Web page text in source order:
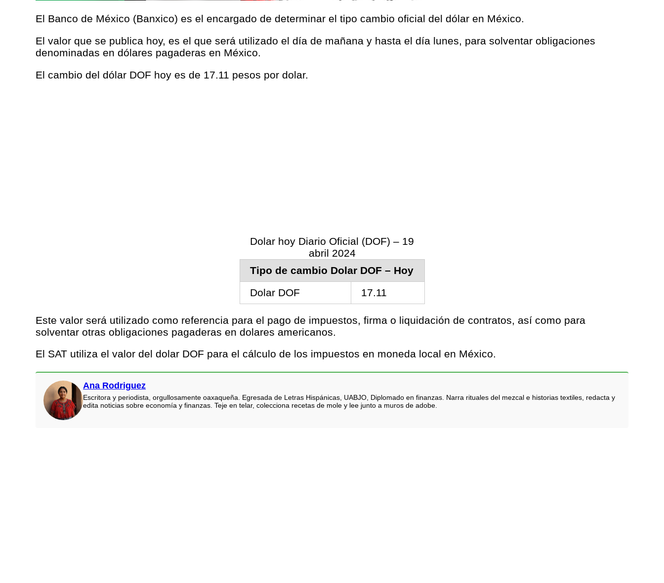
El Banco de México (Banxico) es el encargado de determinar el tipo cambio oficial del dólar en México.
El valor que se publica hoy, es el que será utilizado el día de mañana y hasta el día lunes, para solventar obligaciones
denominadas en dólares pagaderas en México.
El cambio del dólar DOF hoy es de 17.11 pesos por dolar.
Dolar hoy Diario Oficial (DOF) – 19
abril 2024
Tipo de cambio Dolar DOF – Hoy
Dolar DOF
17.11
Este valor será utilizado como referencia para el pago de impuestos, firma o liquidación de contratos, así como para
solventar otras obligaciones pagaderas en dolares americanos.
El SAT utiliza el valor del dolar DOF para el cálculo de los impuestos en moneda local en México.
Ana Rodriguez
Escritora y periodista, orgullosamente oaxaqueña. Egresada de Letras Hispánicas, UABJO, Diplomado en finanzas. Narra rituales del mezcal e historias textiles, redacta y
edita noticias sobre economía y finanzas. Teje en telar, colecciona recetas de mole y lee junto a muros de adobe.